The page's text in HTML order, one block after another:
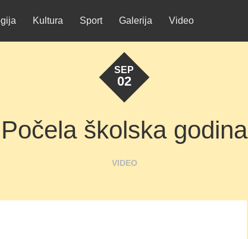
Kultura Sport Galerija Video
SEP
02
Počela školska godina
VIDEO